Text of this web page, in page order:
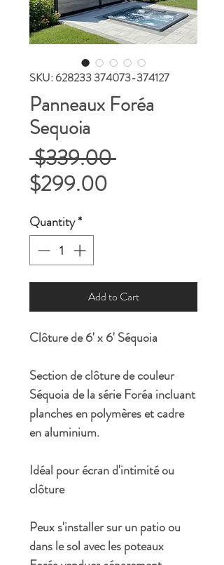
SKU: 628233 374073-374127
Panneaux Foréa
Sequoia
$339.00 Regular
$299.00Sale
Quantity*
Add to Cart
Clôture de 6' x 6' Séquoia
Section de clôture de couleur
Séquoia de la série Foréa incluant
planches en polymères et cadre
en aluminium.
Idéal pour écran d'intimité ou
clôture
Peux s'installer sur un patio ou
dans le sol avec les poteaux